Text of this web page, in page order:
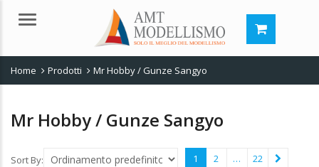
Menu
Home Prodotti Mr Hobby / Gunze Sangyo
Mr Hobby / Gunze Sangyo
Sort By: 1 2 … 22